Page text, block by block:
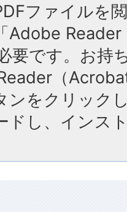
ファイルを
「Adobe
要です。お持
（
ンをクリック
ドし、インス